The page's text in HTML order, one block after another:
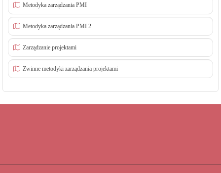
Metodyka zarządzania PMI
Metodyka zarządzania PMI 2
Zarządzanie projektami
Zwinne metodyki zarządzania projektami